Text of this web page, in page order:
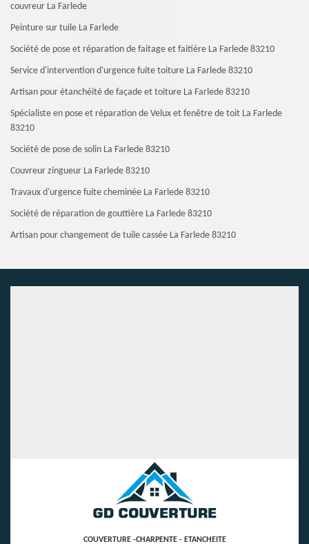
couvreur La Farlede
Peinture sur tuile La Farlede
Société de pose et réparation de faitage et faitière La Farlede 83210
Service d'intervention d'urgence fuite toiture La Farlede 83210
Artisan pour étanchéité de façade et toiture La Farlede 83210
Spécialiste en pose et réparation de Velux et fenêtre de toit La Farlede
83210
Société de pose de solin La Farlede 83210
Couvreur zingueur La Farlede 83210
Travaux d'urgence fuite cheminée La Farlede 83210
Société de réparation de gouttière La Farlede 83210
Artisan pour changement de tuile cassée La Farlede 83210
COUVERTURE -CHARPENTE - ETANCHEITE